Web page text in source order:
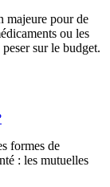
majeure pour de
ou les
sur le budget.
formes de
: les mutuelles